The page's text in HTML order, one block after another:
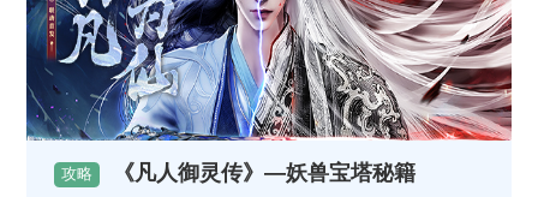
攻略 《凡人御灵传》—妖兽宝塔秘籍